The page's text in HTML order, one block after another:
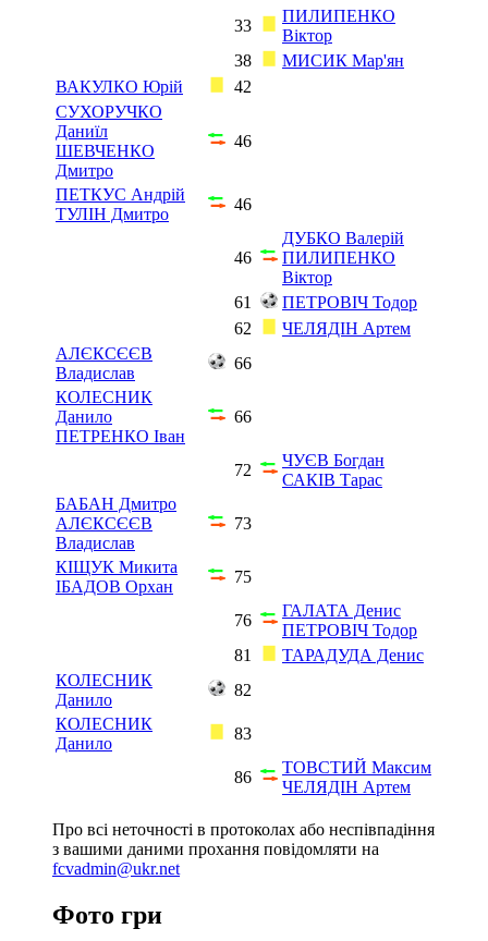
33
ПИЛИПЕНКО
Віктор
38
МИСИК Мар'ян
ВАКУЛКО Юрій
42
СУХОРУЧКО
Даниїл
ШЕВЧЕНКО
Дмитро
46
ПЕТКУС Андрій
ТУЛІН Дмитро
46
46
ДУБКО Валерій
ПИЛИПЕНКО
Віктор
61
ПЕТРОВІЧ Тодор
62
ЧЕЛЯДІН Артем
АЛЄКСЄЄВ
Владислав
66
КОЛЕСНИК
Данило
ПЕТРЕНКО Іван
66
72
ЧУЄВ Богдан
САКІВ Тарас
БАБАН Дмитро
АЛЄКСЄЄВ
Владислав
73
КІЩУК Микита
ІБАДОВ Орхан
75
76
ГАЛАТА Денис
ПЕТРОВІЧ Тодор
81
ТАРАДУДА Денис
КОЛЕСНИК
Данило
82
КОЛЕСНИК
Данило
83
86
ТОВСТИЙ Максим
ЧЕЛЯДІН Артем
Про всі неточності в протоколах або неспівпадіння
з вашими даними прохання повідомляти на
fcvadmin@ukr.net
Фото гри